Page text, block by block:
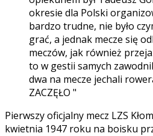
okresie dla Polski
bardzo trudne, nie było
grać, a jednak mecze się
meczów, jak również
to w gestii samych
dwa na mecze jechali
ZACZĘŁO "
Pierwszy oficjalny mecz LZS
kwietnia 1947 roku na boisku